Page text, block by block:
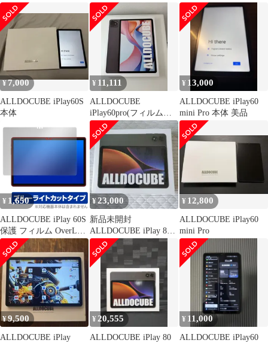
Eye Protector オールド
キューブ アイプレイ 60
タブレット用保護フィ
ルム ブルーライトカッ
OverLay Magic for オー
ルドキューブ 傷修復 耐
指紋 指紋防止 コーティ
ング
¥7,000
ALLDOCUBE iPlay60S
本体
¥ 11,111
ALLDOCUBE
iPlay60pro(フィルム付
き) 美品
¥ 13,000
ALLDOCUBE iPlay60
mini Pro 本体 美品
¥ 1,650
ALLDOCUBE iPlay 60S
保護 フィルム OverLay
Eye Protector for オール
ドキューブ タブレット
液晶保護 目に優しい ブ
ルーライトカット
¥23,000
新品未開封
ALLDOCUBE iPlay 80
mini Pro
¥ 12,800
ALLDOCUBE iPlay60
mini Pro
¥9,500
ALLDOCUBE iPlay
¥ 20,555
ALLDOCUBE iPlay 80
¥ 11,000
ALLDOCUBE iPlay60